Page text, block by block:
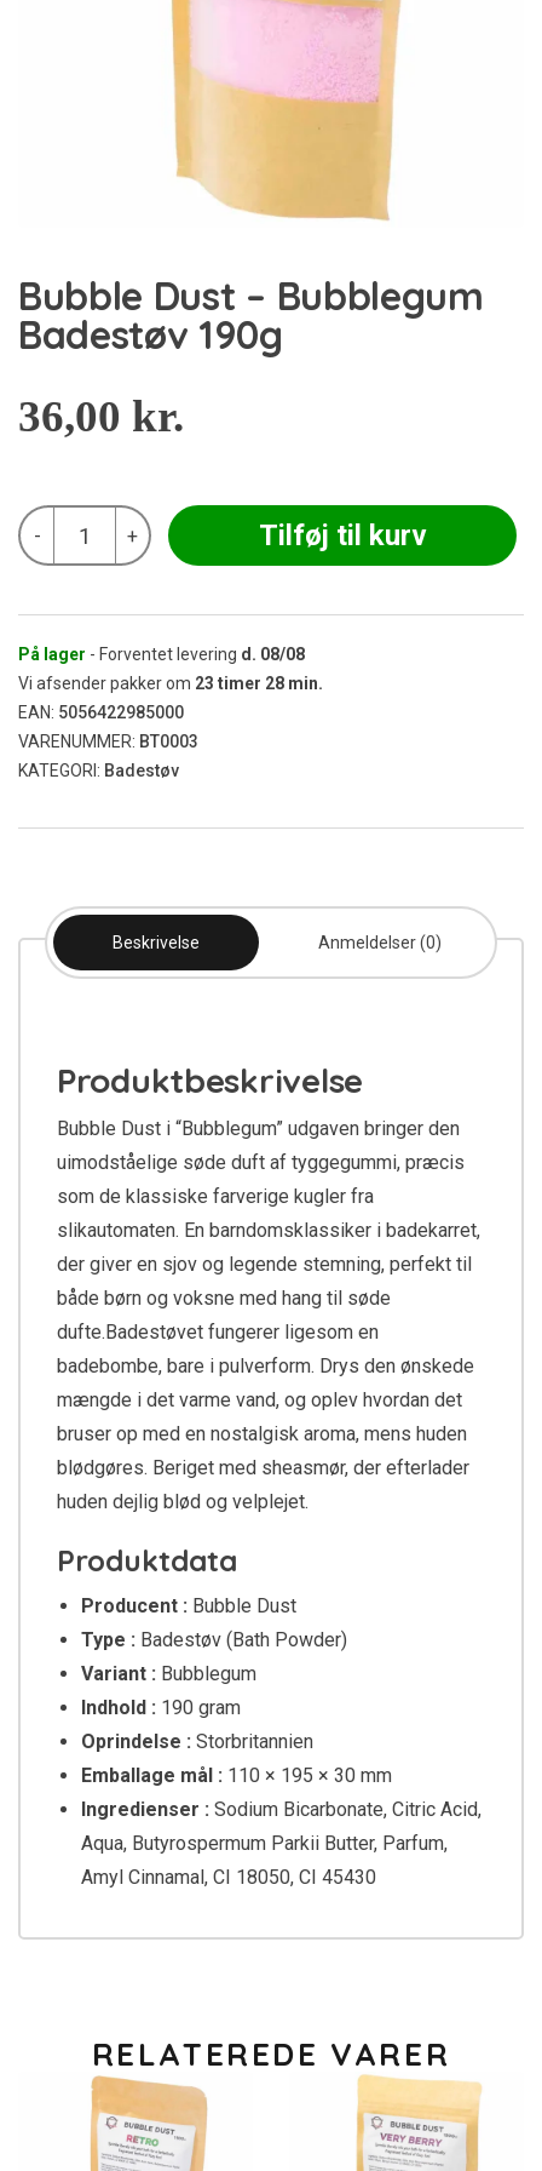
Bubble Dust – Bubblegum
Badestøv 190g
36,00 kr.
-
Bubble
Dust
-
antal
+ Tilføj til kurv
På lager - Forventet levering d. 08/08
Vi afsender pakker om 23 timer 28 min.
EAN: 5056422985000
VARENUMMER: BT0003
KATEGORI: Badestøv
Beskrivelse Anmeldelser (0)
Produktbeskrivelse
Bubble Dust i “Bubblegum” udgaven bringer den
uimodståelige søde duft af tyggegummi, præcis
som de klassiske farverige kugler fra
slikautomaten. En barndomsklassiker i badekarret,
der giver en sjov og legende stemning, perfekt til
både børn og voksne med hang til søde
dufte.Badestøvet fungerer ligesom en
badebombe, bare i pulverform. Drys den ønskede
mængde i det varme vand, og oplev hvordan det
bruser op med en nostalgisk aroma, mens huden
blødgøres. Beriget med sheasmør, der efterlader
huden dejlig blød og velplejet.
Produktdata
Producent : Bubble Dust
Type : Badestøv (Bath Powder)
Variant : Bubblegum
Indhold : 190 gram
Oprindelse : Storbritannien
Emballage mål : 110 × 195 × 30 mm
Ingredienser : Sodium Bicarbonate, Citric Acid,
Aqua, Butyrospermum Parkii Butter, Parfum,
Amyl Cinnamal, CI 18050, CI 45430
RELATEREDE VARER